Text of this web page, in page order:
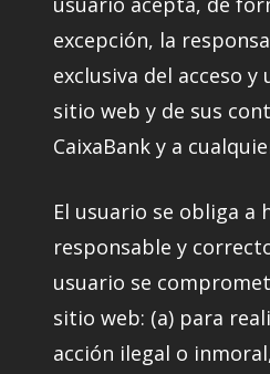
excepción, la
exclusiva del acceso
sitio web y de sus
CaixaBank y a
El usuario se obliga a
responsable y
usuario se
sitio web: (a) para
acción ilegal o